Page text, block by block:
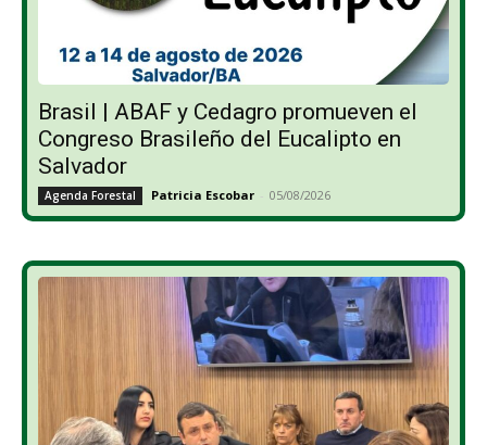
Brasil | ABAF y Cedagro promueven el
Congreso Brasileño del Eucalipto en
Salvador
Agenda Forestal Patricia Escobar - 05/08/2026